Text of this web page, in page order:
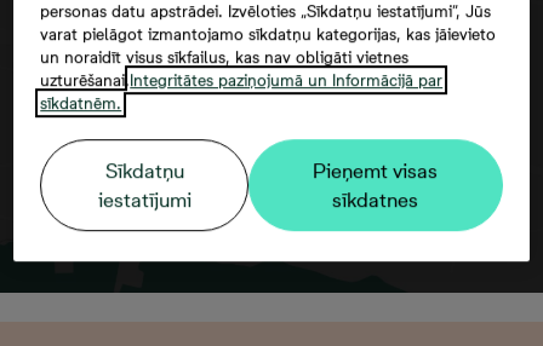
Согласие третьего лица
personas datu apstrādei. Izvēloties „Sīkdatņu iestatījumi”, Jūs
varat pielāgot izmantojamo sīkdatņu kategorijas, kas jāievieto
un noraidīt visus sīkfailus, kas nav obligāti vietnes
uzturēšanai.Integritātes paziņojumā un Informācijā par
sīkdatnēm.
Sīkdatņu
iestatījumi
Pieņemt visas
sīkdatnes